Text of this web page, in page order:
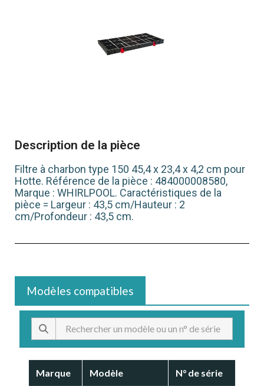
Description de la pièce
Filtre à charbon type 150 45,4 x 23,4 x 4,2 cm pour
Hotte. Référence de la pièce : 484000008580,
Marque : WHIRLPOOL. Caractéristiques de la
pièce = Largeur : 43,5 cm/Hauteur : 2
cm/Profondeur : 43,5 cm.
Modèles compatibles
Marque Modèle N° de série